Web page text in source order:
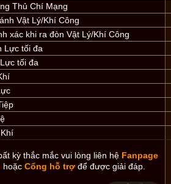
Thủ Chí Mạng
Vật Lý/Khí Công
xác khi ra đòn Vật Lý/Khí Công
Lực tối đa
tối đa
kỳ thắc mắc vui lòng liên hệ Fanpage
hoặc Cổng hỗ trợ để được giải đáp.